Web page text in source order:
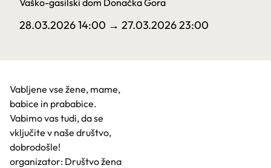
Vaško-gasilski dom Donačka Gora
28.03.2026 14:00 → 27.03.2026 23:00
Vabljene vse žene, mame,
babice in prababice.
Vabimo vas tudi, da se
vključite v naše društvo,
dobrodošle!
organizator: Društvo žena